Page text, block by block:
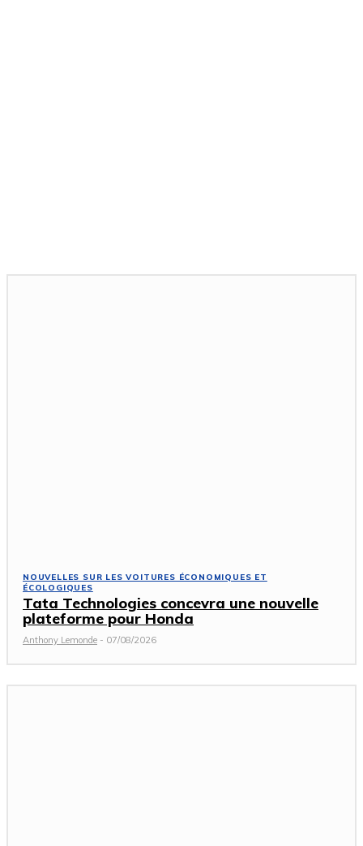
NOUVELLES SUR LES VOITURES ÉCONOMIQUES ET
ÉCOLOGIQUES
Tata Technologies concevra une nouvelle
plateforme pour Honda
Anthony Lemonde - 07/08/2026